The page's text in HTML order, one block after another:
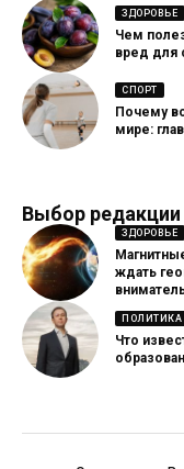
ЗДОРОВЬЕ
Чем
вред для
СПОРТ
Почему
мире:
Выбор редакции
ЗДОРОВЬЕ
ждать
ПОЛИТИКА
Что